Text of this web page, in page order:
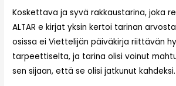
Koskettava ja syvä rakkaustarina, joka
ALTAR e kirjat​ yksin kertoi tarinan
osissa ei Viettelijän päiväkirja riittävän
tarpeettiselta, ja tarina olisi voinut
sen sijaan, että se olisi jatkunut kahdeksi.